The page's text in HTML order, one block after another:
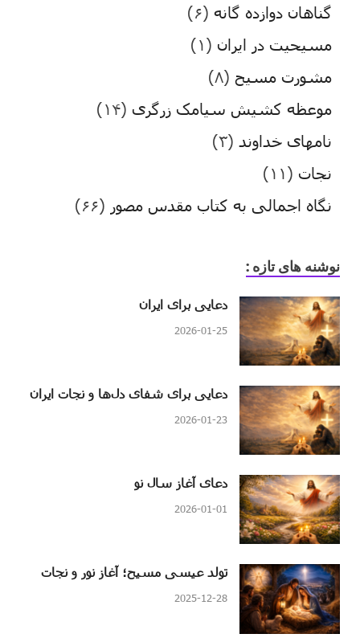
گناهان دوازده گانه (۶)
مسیحیت در ایران (۱)
مشورت مسیح (۸)
موعظه کشیش سیامک زرگری (۱۴)
نامهای خداوند (۳)
نجات (۱۱)
نگاه اجمالی به کتاب مقدس مصور (۶۶)
نوشنه های تازه :
دعایی برای ایران
2026-01-25
دعایی برای شفای دل‌ها و نجات ایران
2026-01-23
دعای آغاز سال نو
2026-01-01
تولد عیسی مسیح؛ آغاز نور و نجات
2025-12-28